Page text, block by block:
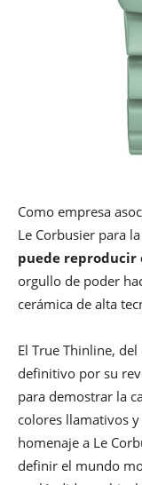
Como empresa
Le Corbusier para
puede reproducir
orgullo de poder
cerámica de alta
El True Thinline,
definitivo por su
para demostrar la
colores llamativos
homenaje a Le
definir el mundo